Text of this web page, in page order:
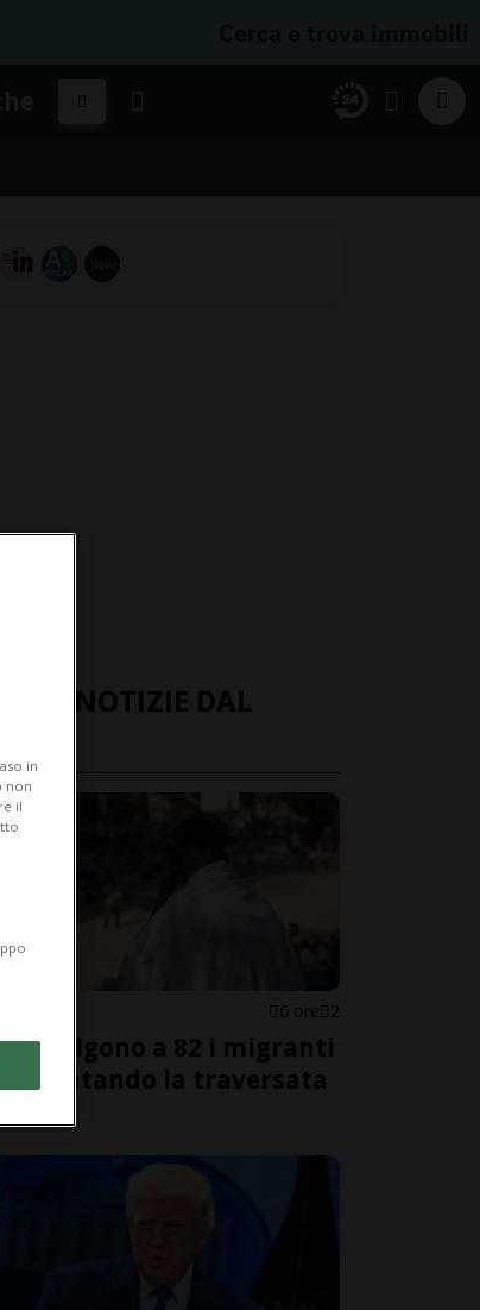
NOTIZIE DAL
6 ore 2
salgono a 82 i migranti
tentando la traversata
in
non
il